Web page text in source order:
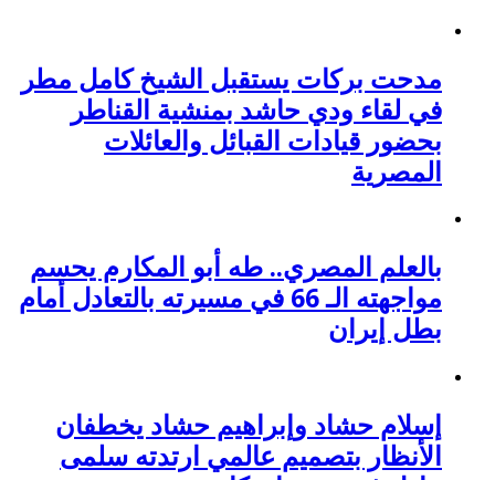
مدحت بركات يستقبل الشيخ كامل مطر
في لقاء ودي حاشد بمنشية القناطر
بحضور قيادات القبائل والعائلات
المصرية
بالعلم المصري.. طه أبو المكارم يحسم
مواجهته الـ 66 في مسيرته بالتعادل أمام
بطل إيران
إسلام حشاد وإبراهيم حشاد يخطفان
الأنظار بتصميم عالمي ارتدته سلمى